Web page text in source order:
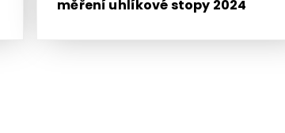
měření uhlíkové stopy 2024